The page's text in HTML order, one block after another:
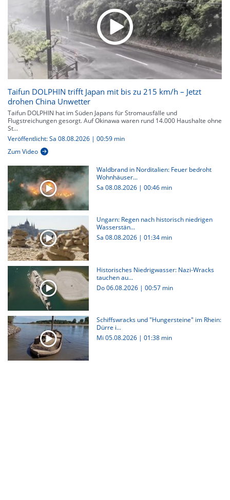
Taifun DOLPHIN trifft Japan mit bis zu 215 km/h – Jetzt
drohen China Unwetter
Taifun DOLPHIN hat im Süden Japans für Stromausfälle und
Flugstreichungen gesorgt. Auf Okinawa waren rund 14.000 Haushalte ohne
St...
Veröffentlicht: Sa 08.08.2026 | 00:59 min
Zum Video
Waldbrand in Norditalien: Feuer bedroht
Wohnhäuser...
Sa 08.08.2026 | 00:46 min
Ungarn: Regen nach historisch niedrigen
Wasserstän...
Sa 08.08.2026 | 01:34 min
Historisches Niedrigwasser: Nazi-Wracks
tauchen au...
Do 06.08.2026 | 00:57 min
Schiffswracks und "Hungersteine" im Rhein:
Dürre i...
Mi 05.08.2026 | 01:38 min